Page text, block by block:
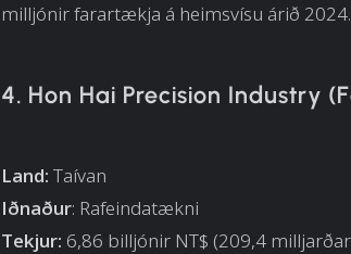
milljónir farartækja á heimsvísu árið 2024.
4. Hon Hai Precision Industry
Land: Taívan
Iðnaður: Rafeindatækni
Tekjur: 6,86 billjónir NT$ (209,4